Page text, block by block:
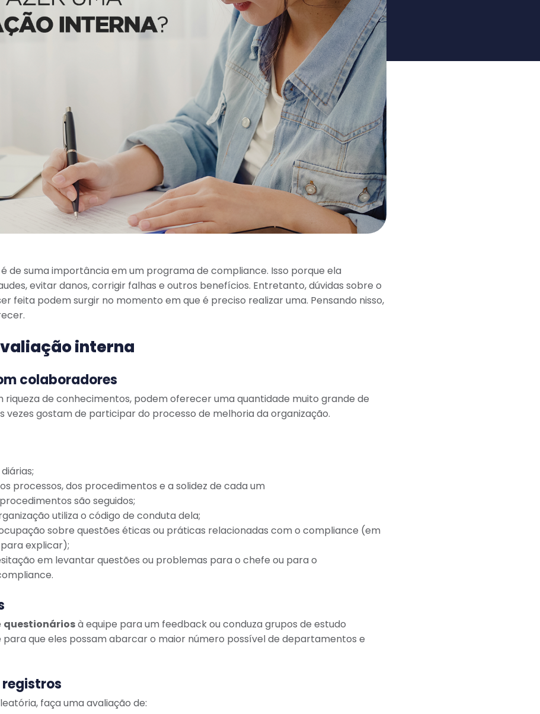
é de suma importância em um programa de compliance. Isso porque ela
evitar danos, corrigir falhas e outros benefícios. Entretanto, dúvidas sobre o
feita podem surgir no momento em que é preciso realizar uma. Pensando nisso,
interna
colaboradores
riqueza de conhecimentos, podem oferecer uma quantidade muito grande de
vezes gostam de participar do processo de melhoria da organização.
processos, dos procedimentos e a solidez de cada um
são seguidos;
utiliza o código de conduta dela;
sobre questões éticas ou práticas relacionadas com o compliance (em
explicar);
em levantar questões ou problemas para o chefe ou para o
questionáriosà equipe para um feedback ou conduza grupos de estudo
que eles possam abarcar o maior número possível de departamentos e
faça uma avaliação de: